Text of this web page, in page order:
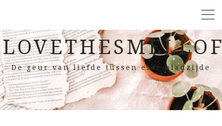
De geur van liefde tussen elke bladzijde